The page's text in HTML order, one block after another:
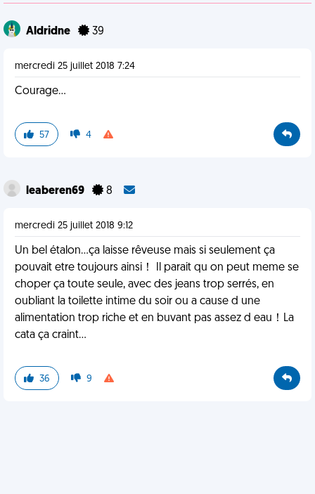
Aldridne 39
mercredi 25 juillet 2018 7:24
Courage...
57 4
leaberen69 8
mercredi 25 juillet 2018 9:12
Un bel étalon...ça laisse rêveuse mais si seulement ça
pouvait etre toujours ainsi！ Il parait qu on peut meme se
choper ça toute seule, avec des jeans trop serrés, en
oubliant la toilette intime du soir ou a cause d une
alimentation trop riche et en buvant pas assez d eau！La
cata ça craint...
36 9